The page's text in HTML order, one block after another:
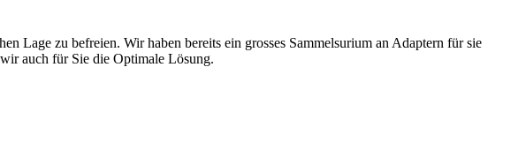
Lage zu befreien. Wir haben bereits ein grosses Sammelsurium an Adaptern für sie
auch für Sie die Optimale Lösung.